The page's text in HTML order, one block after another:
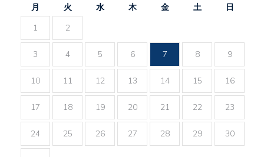
月 火 水 木 金 土
日
1
2
3 4 5 6 7 8 9
10 11 12 13 14 15 16
17 18 19 20 21 22 23
24 25 26 27 28 29 30